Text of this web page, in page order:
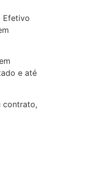
Efetivo
e até
contrato,